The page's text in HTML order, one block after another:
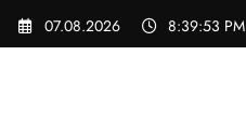
Перейти
07.08.2026 8:39:55 PM